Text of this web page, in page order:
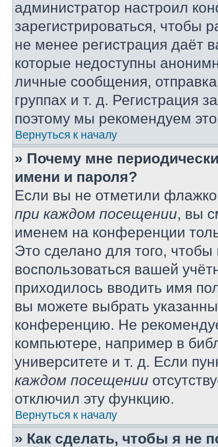
администратор настроил
зарегистрироваться, чтобы
не менее регистрация даёт
которые недоступны
личные сообщения,
группах и т. д. Регистрация
поэтому мы рекомендуем
Вернуться к началу
» Почему мне
имени и пароля?
Если вы не отметили
при каждом посещении, вы
именем на конференции
Это сделано для того, чтобы
воспользоваться вашей
приходилось вводить имя
вы можете выбрать
конференцию. Не
компьютере, например в
университете и т. д. Если
каждом посещении
отключил эту функцию.
Вернуться к началу
» Как сделать, чтобы я не